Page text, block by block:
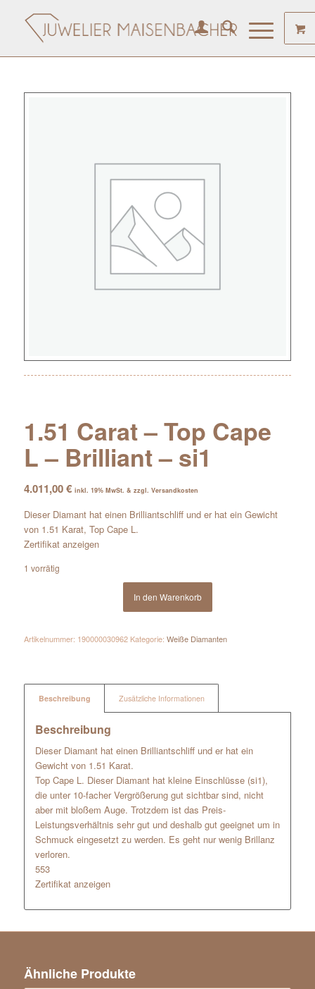
1.51 Carat – Top Cape
L – Brilliant – si1
4.011,00€ inkl. 19% MwSt. & zzgl. Versandkosten
Dieser Diamant hat einen Brilliantschliff und er hat ein Gewicht
von 1.51 Karat, Top Cape L.
Zertifikat anzeigen
1 vorrätig
In den Warenkorb
Artikelnummer: 190000030962 Kategorie: Weiße Diamanten
Beschreibung Zusätzliche Informationen
Beschreibung
Dieser Diamant hat einen Brilliantschliff und er hat ein
Gewicht von 1.51 Karat.
Top Cape L. Dieser Diamant hat kleine Einschlüsse (si1),
die unter 10-facher Vergrößerung gut sichtbar sind, nicht
aber mit bloßem Auge. Trotzdem ist das Preis-
Leistungsverhältnis sehr gut und deshalb gut geeignet um in
Schmuck eingesetzt zu werden. Es geht nur wenig Brillanz
verloren.
553
Zertifikat anzeigen
Ähnliche Produkte